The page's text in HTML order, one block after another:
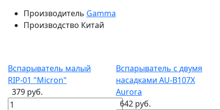
Производитель Gamma
Производство Китай
Вспарыватель малый
RIP-01 "Micron"
379 руб.
Вспарыватель с двумя
насадками AU-B107X
Aurora
642 руб.